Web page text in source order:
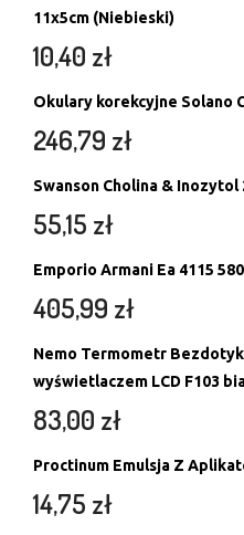
11x5cm (Niebieski)
10,40 zł
Okulary korekcyjne Solano
246,79 zł
Swanson Cholina & Inozytol
55,15 zł
Emporio Armani Ea 4115
405,99 zł
Nemo Termometr
wyświetlaczem LCD F103
83,00 zł
Proctinum Emulsja Z
14,75 zł